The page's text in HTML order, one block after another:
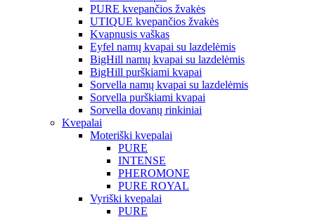
PURE kvepančios žvakės
UTIQUE kvepančios žvakės
Kvapnusis vaškas
Eyfel namų kvapai su lazdelėmis
BigHill namų kvapai su lazdelėmis
BigHill purškiami kvapai
Sorvella namų kvapai su lazdelėmis
Sorvella purškiami kvapai
Sorvella dovanų rinkiniai
Kvepalai
Moteriški kvepalai
PURE
INTENSE
PHEROMONE
PURE ROYAL
Vyriški kvepalai
PURE